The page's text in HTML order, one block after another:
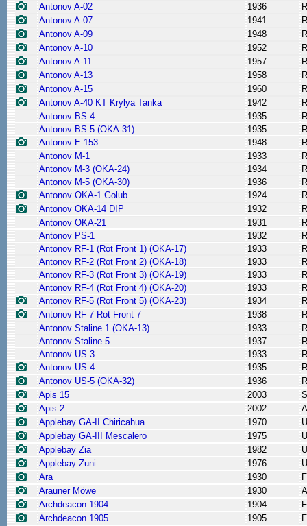
Antonov A-02
1936
Antonov A-07
1941
Antonov A-09
1948
Antonov A-10
1952
Antonov A-11
1957
Antonov A-13
1958
Antonov A-15
1960
Antonov A-40 KT Krylya Tanka
1942
Antonov BS-4
1935
Antonov BS-5 (OKA-31)
1935
Antonov E-153
1948
Antonov M-1
1933
Antonov M-3 (OKA-24)
1934
Antonov M-5 (OKA-30)
1936
Antonov OKA-1 Golub
1924
Antonov OKA-14 DIP
1932
Antonov OKA-21
1931
Antonov PS-1
1932
Antonov RF-1 (Rot Front 1) (OKA-17)
1933
Antonov RF-2 (Rot Front 2) (OKA-18)
1933
Antonov RF-3 (Rot Front 3) (OKA-19)
1933
Antonov RF-4 (Rot Front 4) (OKA-20)
1933
Antonov RF-5 (Rot Front 5) (OKA-23)
1934
Antonov RF-7 Rot Front 7
1938
Antonov Staline 1 (OKA-13)
1933
Antonov Staline 5
1937
Antonov US-3
1933
Antonov US-4
1935
Antonov US-5 (OKA-32)
1936
Apis 15
2003
Apis 2
2002
Applebay GA-II Chiricahua
1970
Applebay GA-III Mescalero
1975
Applebay Zia
1982
Applebay Zuni
1976
Ara
1930
Arauner Möwe
1930
Archdeacon 1904
1904
Archdeacon 1905
1905